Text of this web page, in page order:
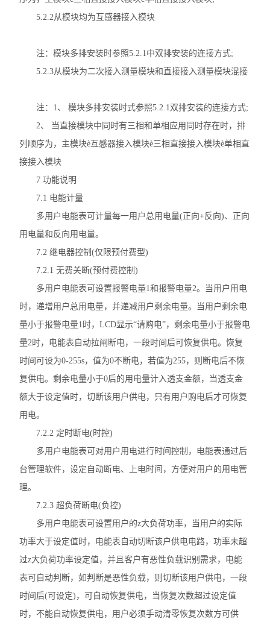
5.2.2从模块均为互感器接入模块
注：模块多排安装时参照5.2.1中双排安装的连接方式;
5.2.3从模块为二次接入测量模块和直接接入测量模块混接
注：1、 模块多排安装时式参照5.2.1双排安装的连接方式;
2、 当直接模块中同时有三相和单相应用同时存在时，排
列顺序为，主模块è互感器接入模块è三相直接接入模块è单相直
接接入模块
7 功能说明
7.1 电能计量
多用户电能表可计量每一用户总用电量(正向+反向)、正向
用电量和反向用电量。
7.2 继电器控制(仅限预付费型)
7.2.1 无费关断(预付费控制)
多用户电能表可设置报警电量1和报警电量2。当用户用电
时，递增用户总用电量，并递减用户剩余电量。当用户剩余电
量小于报警电量1时，LCD显示“请购电”，剩余电量小于报警电
量2时，电能表自动拉闸断电，一段时间后可恢复供电。恢复
时间可设为0-255s，值为0不断电，若值为255，则断电后不恢
复供电。剩余电量小于0后的用电量计入透支金额，当透支金
额大于设定值时，切断该用户供电，只有用户购电后才可恢复
用电。
7.2.2 定时断电(时控)
多用户电能表可对用户用电进行时间控制，电能表通过后
台管理软件，设定自动断电、上电时间，方便对用户的用电管
理。
7.2.3 超负荷断电(负控)
多用户电能表可设置用户的z大负荷功率，当用户的实际
功率大于设定值时，电能表自动切断该户供电电路，功率未超
过z大负荷功率设定值，并且客户有恶性负载识别需求，电能
表可自动判断，如判断是恶性负载，则切断该用户供电，一段
时间后(可设定)，可自动恢复供电，当恢复次数超过设定值
时，不能自动恢复供电，用户必须手动清零恢复次数方可供